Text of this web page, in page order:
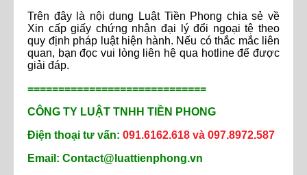
Trên đây là nội dung Luật Tiền Phong chia sẻ về
Xin cấp giấy chứng nhận đại lý đổi ngoại tệ theo
quy định pháp luật hiện hành. Nếu có thắc mắc liên
quan, bạn đọc vui lòng liên hệ qua hotline để được
giải đáp.
=============================
CÔNG TY LUẬT TNHH TIỀN PHONG
Điện thoại tư vấn: 091.6162.618 và 097.8972.587
Email: Contact@luattienphong.vn